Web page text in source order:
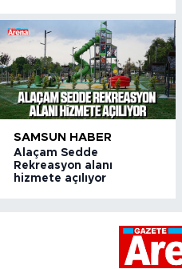
SAMSUN HABER
Alaçam Sedde
Rekreasyon alanı
hizmete açılıyor